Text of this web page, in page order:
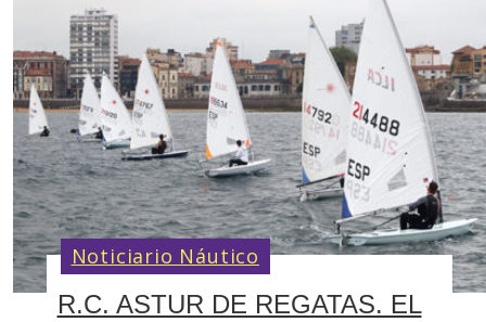
R.C. ASTUR DE REGATAS. EL
Noticiario Náutico